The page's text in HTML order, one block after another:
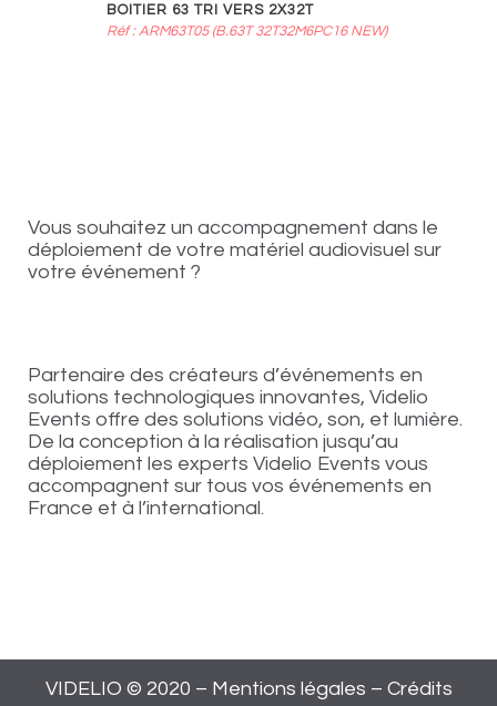
BOITIER 63 TRI VERS 2X32T
Réf : ARM63T05 (B.63T 32T32M6PC16 NEW)
Vous souhaitez un accompagnement dans le
déploiement de votre matériel audiovisuel sur
votre événement ?
Partenaire des créateurs d’événements en
solutions technologiques innovantes, Videlio
Events offre des solutions vidéo, son, et lumière.
De la conception à la réalisation jusqu’au
déploiement les experts Videlio Events vous
accompagnent sur tous vos événements en
France et à l’international.
VIDELIO © 2020 – Mentions légales – Crédits